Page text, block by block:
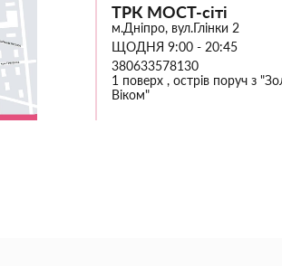
ТРК МОСТ-сіті
м.Дніпро, вул.Глінки 2
ЩОДНЯ 9:00 - 20:45
380633578130
1 поверх , острів поруч з
Віком"